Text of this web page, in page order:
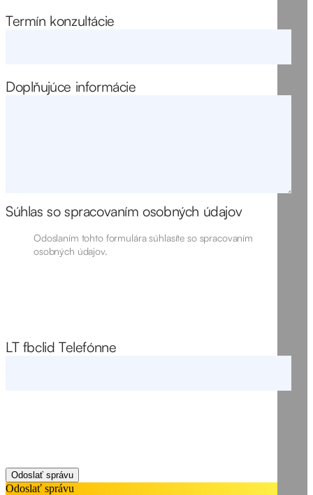
Termín konzultácie
Doplňujúce informácie
Súhlas so spracovaním osobných údajov
Odoslaním tohto formulára súhlasíte so spracovaním
osobných údajov.
LT fbclid Telefónne
Odoslať správu
Odoslať správu